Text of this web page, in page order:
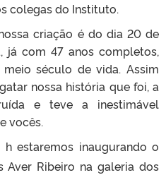
colegas do Instituto.
é do dia 20 de
já com 47 anos completos,
século de vida. Assim
nossa história que foi, a
e teve a inestimável
vocês.
inaugurando o
Aver Ribeiro na galeria dos